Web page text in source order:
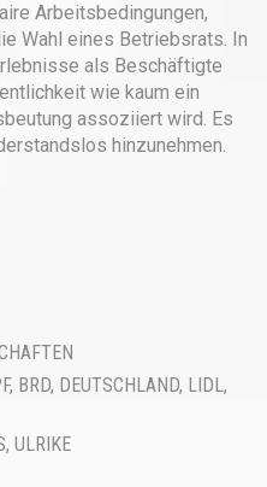
Arbeitsbedingungen,
Wahl eines Betriebsrats. In
als Beschäftigte
wie kaum ein
assoziiert wird. Es
hinzunehmen.
, BRD, DEUTSCHLAND, LIDL,
ULRIKE